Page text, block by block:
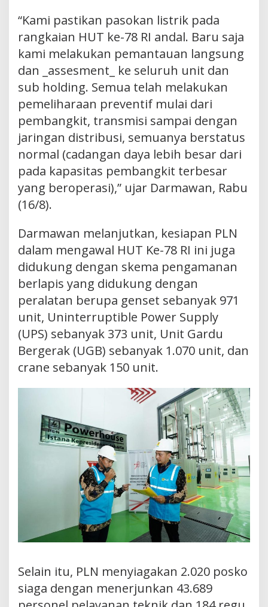
“Kami pastikan pasokan listrik pada
rangkaian HUT ke-78 RI andal. Baru saja
kami melakukan pemantauan langsung
dan _assesment_ ke seluruh unit dan
sub holding. Semua telah melakukan
pemeliharaan preventif mulai dari
pembangkit, transmisi sampai dengan
jaringan distribusi, semuanya berstatus
normal (cadangan daya lebih besar dari
pada kapasitas pembangkit terbesar
yang beroperasi),” ujar Darmawan, Rabu
(16/8).
Darmawan melanjutkan, kesiapan PLN
dalam mengawal HUT Ke-78 RI ini juga
didukung dengan skema pengamanan
berlapis yang didukung dengan
peralatan berupa genset sebanyak 971
unit, Uninterruptible Power Supply
(UPS) sebanyak 373 unit, Unit Gardu
Bergerak (UGB) sebanyak 1.070 unit, dan
crane sebanyak 150 unit.
Selain itu, PLN menyiagakan 2.020 posko
siaga dengan menerjunkan 43.689